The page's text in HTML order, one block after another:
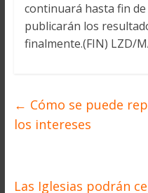
continuará hasta fin de
publicarán los
finalmente.(FIN) LZD/
← Cómo se puede
los intereses
Las Iglesias podrán